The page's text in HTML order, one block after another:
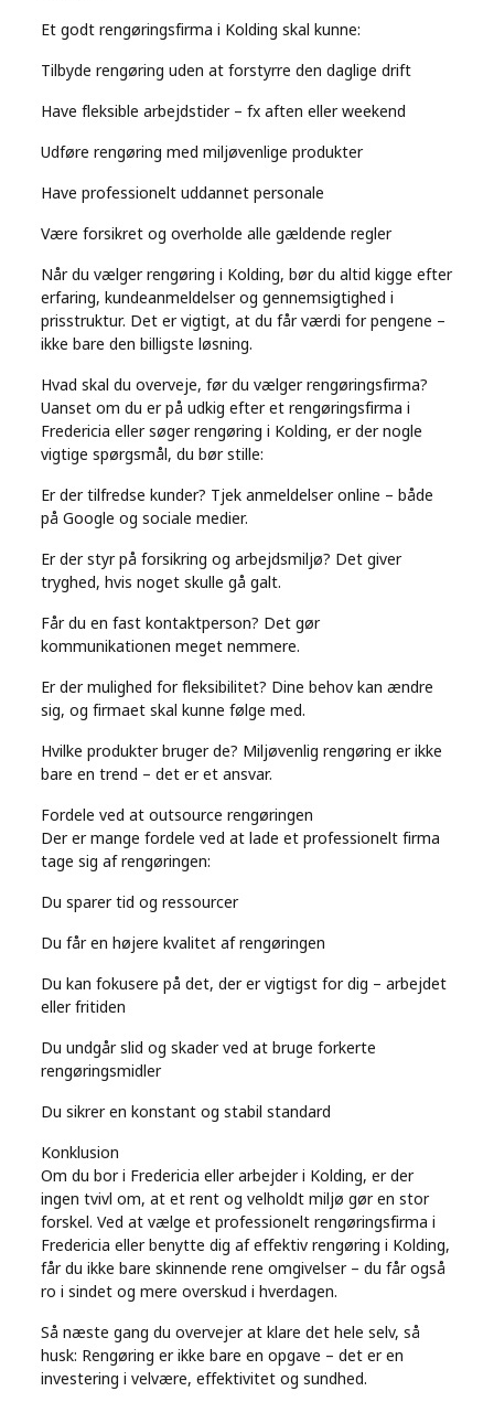
Et godt rengøringsfirma i Kolding skal kunne:
Tilbyde rengøring uden at forstyrre den daglige drift
Have fleksible arbejdstider – fx aften eller weekend
Udføre rengøring med miljøvenlige produkter
Have professionelt uddannet personale
Være forsikret og overholde alle gældende regler
Når du vælger rengøring i Kolding, bør du altid kigge efter
erfaring, kundeanmeldelser og gennemsigtighed i
prisstruktur. Det er vigtigt, at du får værdi for pengene –
ikke bare den billigste løsning.
Hvad skal du overveje, før du vælger rengøringsfirma?
Uanset om du er på udkig efter et rengøringsfirma i
Fredericia eller søger rengøring i Kolding, er der nogle
vigtige spørgsmål, du bør stille:
Er der tilfredse kunder? Tjek anmeldelser online – både
på Google og sociale medier.
Er der styr på forsikring og arbejdsmiljø? Det giver
tryghed, hvis noget skulle gå galt.
Får du en fast kontaktperson? Det gør
kommunikationen meget nemmere.
Er der mulighed for fleksibilitet? Dine behov kan ændre
sig, og firmaet skal kunne følge med.
Hvilke produkter bruger de? Miljøvenlig rengøring er ikke
bare en trend – det er et ansvar.
Fordele ved at outsource rengøringen
Der er mange fordele ved at lade et professionelt firma
tage sig af rengøringen:
Du sparer tid og ressourcer
Du får en højere kvalitet af rengøringen
Du kan fokusere på det, der er vigtigst for dig – arbejdet
eller fritiden
Du undgår slid og skader ved at bruge forkerte
rengøringsmidler
Du sikrer en konstant og stabil standard
Konklusion
Om du bor i Fredericia eller arbejder i Kolding, er der
ingen tvivl om, at et rent og velholdt miljø gør en stor
forskel. Ved at vælge et professionelt rengøringsfirma i
Fredericia eller benytte dig af effektiv rengøring i Kolding,
får du ikke bare skinnende rene omgivelser – du får også
ro i sindet og mere overskud i hverdagen.
Så næste gang du overvejer at klare det hele selv, så
husk: Rengøring er ikke bare en opgave – det er en
investering i velvære, effektivitet og sundhed.